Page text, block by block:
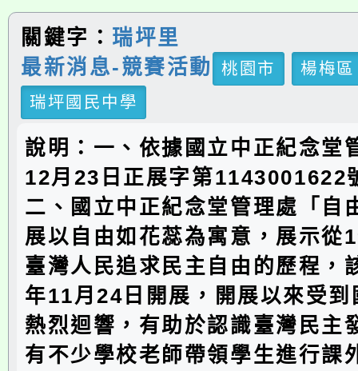
關鍵字： 瑞坪里
最新消息-競賽活動
桃園市
楊梅區
瑞坪國民中學
說明：一、依據國立中正紀念堂
12月23日正展字第1143001622
二、國立中正紀念堂管理處「自
展以自由如花蕊為寓意，展示從
臺灣人民追求民主自由的歷程，
年11月24日開展，開展以來受到
熱烈迴響，有助於認識臺灣民主
有不少學校老師帶領學生進行課